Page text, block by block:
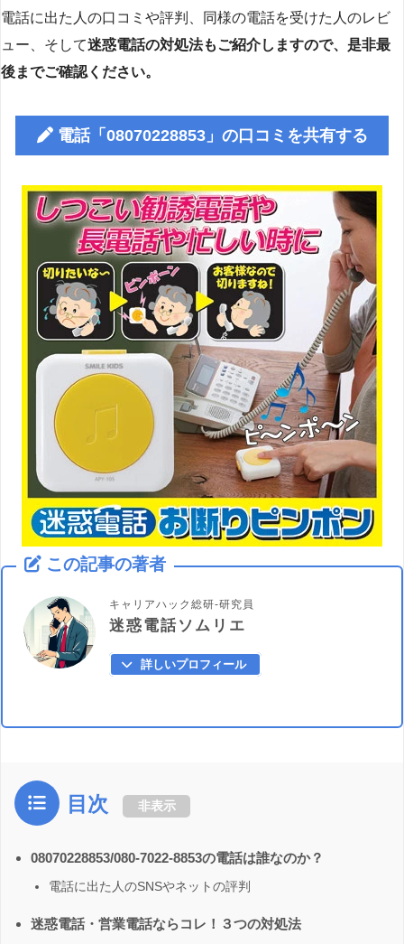
電話に出た人の口コミや評判、同様の電話を受けた人のレビ
ュー、そして迷惑電話の対処法もご紹介しますので、是非最
後までご確認ください。
電話「08070228853」の口コミを共有する
この記事の著者
キャリアハック総研-研究員
迷惑電話ソムリエ
詳しいプロフィール
目次 非表示
08070228853/080-7022-8853の電話は誰なのか？
電話に出た人のSNSやネットの評判
迷惑電話・営業電話ならコレ！３つの対処法